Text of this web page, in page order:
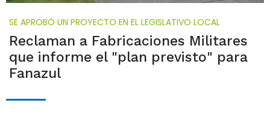
SE APROBÓ UN PROYECTO EN EL LEGISLATIVO LOCAL
Reclaman a Fabricaciones Militares
que informe el "plan previsto" para
Fanazul